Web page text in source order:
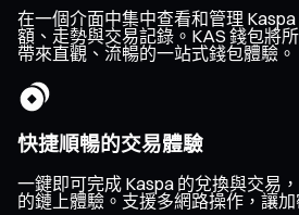
在一個介面中集中查看和管理
額、走勢與交易記錄。KAS 錢包將
帶來直觀、流暢的一站式錢包體驗。
快捷順暢的交易體驗
一鍵即可完成 Kaspa 的兌換與交易
的鏈上體驗。支援多網路操作，讓